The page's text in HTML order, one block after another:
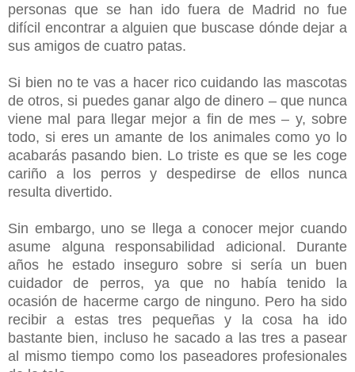
personas que se han ido fuera de Madrid no fue
difícil encontrar a alguien que buscase dónde dejar a
sus amigos de cuatro patas.
Si bien no te vas a hacer rico cuidando las mascotas
de otros, si puedes ganar algo de dinero – que nunca
viene mal para llegar mejor a fin de mes – y, sobre
todo, si eres un amante de los animales como yo lo
acabarás pasando bien. Lo triste es que se les coge
cariño a los perros y despedirse de ellos nunca
resulta divertido.
Sin embargo, uno se llega a conocer mejor cuando
asume alguna responsabilidad adicional. Durante
años he estado inseguro sobre si sería un buen
cuidador de perros, ya que no había tenido la
ocasión de hacerme cargo de ninguno. Pero ha sido
recibir a estas tres pequeñas y la cosa ha ido
bastante bien, incluso he sacado a las tres a pasear
al mismo tiempo como los paseadores profesionales